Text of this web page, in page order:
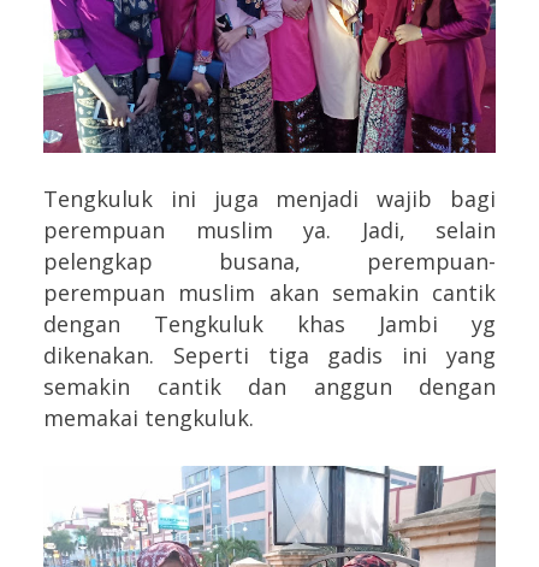
Tengkuluk ini juga menjadi wajib bagi
perempuan muslim ya. Jadi, selain
pelengkap busana, perempuan-
perempuan muslim akan semakin cantik
dengan Tengkuluk khas Jambi yg
dikenakan. Seperti tiga gadis ini yang
semakin cantik dan anggun dengan
memakai tengkuluk.